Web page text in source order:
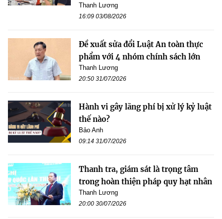
Thanh Lương
16:09 03/08/2026
Đề xuất sửa đổi Luật An toàn thực
phẩm với 4 nhóm chính sách lớn
Thanh Lương
20:50 31/07/2026
Hành vi gây lãng phí bị xử lý kỷ luật
thế nào?
Bảo Anh
09:14 31/07/2026
Thanh tra, giám sát là trọng tâm
trong hoàn thiện pháp quy hạt nhân
Thanh Lương
20:00 30/07/2026